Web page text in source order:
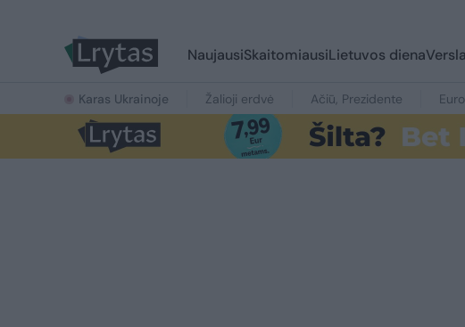
NaujausiSkaitomiausiLietuvos diena
Karas Ukrainoje Žalioji erdvė Ačiū, Prezidente